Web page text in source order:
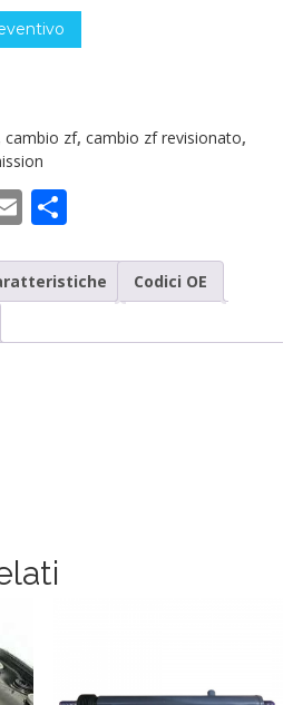
cambio zf, cambio zf revisionato,
EmailCondividi
Codici OE